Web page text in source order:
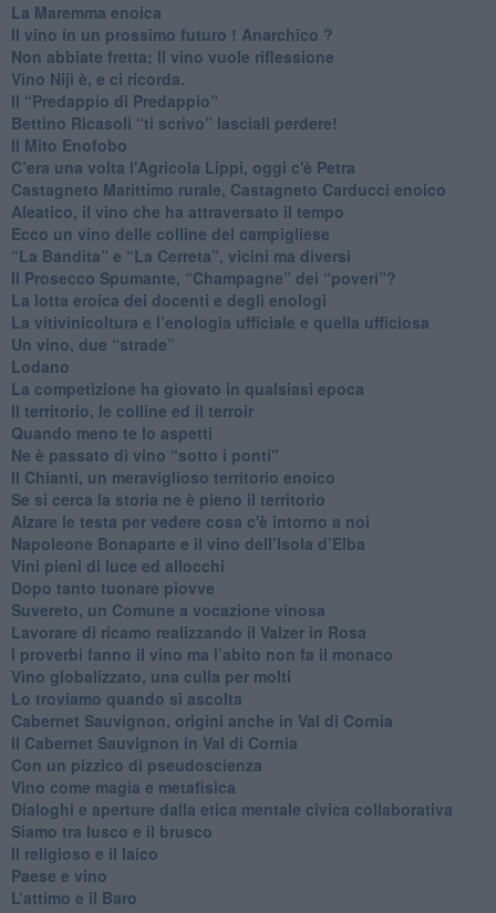
​La Maremma enoica
Il vino in un prossimo futuro ! Anarchico ?
​Non abbiate fretta; Il vino vuole riflessione
​Vino Niji è, e ci ricorda.
Il “Predappio di Predappio”
Bettino Ricasoli “ti scrivo” lasciali perdere!
Il Mito Enofobo
​C’era una volta l'Agricola Lippi, oggi c'è Petra
​Castagneto Marittimo rurale, Castagneto Carducci enoico
Aleatico, il vino che ha attraversato il tempo
Ecco un vino delle colline del campigliese
“La Bandita” e “La Cerreta”, vicini ma diversi
​Il Prosecco Spumante, “Champagne” dei “poveri”?
​La lotta eroica dei docenti e degli enologi
​La vitivinicoltura e l’enologia ufficiale e quella ufficiosa
​Un vino, due “strade”
Lodano
​La competizione ha giovato in qualsiasi epoca
Il territorio, le colline ed il terroir
Quando meno te lo aspetti
​Ne è passato di vino “sotto i ponti"
​Il Chianti, un meraviglioso territorio enoico
​Se si cerca la storia ne è pieno il territorio
Alzare le testa per vedere cosa c'è intorno a noi
​Napoleone Bonaparte e il vino dell’Isola d’Elba
Vini pieni di luce ed allocchi
Dopo tanto tuonare piovve
Suvereto, un Comune a vocazione vinosa
Lavorare di ricamo realizzando il Valzer in Rosa
​I proverbi fanno il vino ma l’abito non fa il monaco
Vino globalizzato, una culla per molti
Lo troviamo quando si ascolta
Cabernet Sauvignon, origini anche in Val di Cornia
Il Cabernet Sauvignon in Val di Cornia
Con un pizzico di pseudoscienza
​Vino come magia e metafisica
Dialoghi e aperture dalla etica mentale civica collaborativa
Siamo tra lusco e il brusco
Il religioso e il laico
​Paese e vino
L’attimo e il Baro